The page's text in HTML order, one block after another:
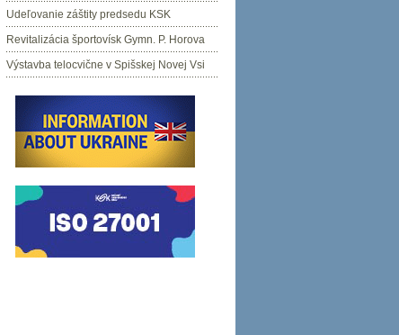
Udeľovanie záštity predsedu KSK
Revitalizácia športovísk Gymn. P. Horova
Výstavba telocvične v Spišskej Novej Vsi